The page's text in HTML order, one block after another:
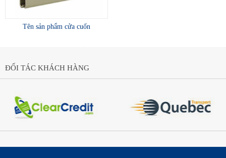
Tên sản phẩm cửa cuốn
ĐỐI TÁC KHÁCH HÀNG